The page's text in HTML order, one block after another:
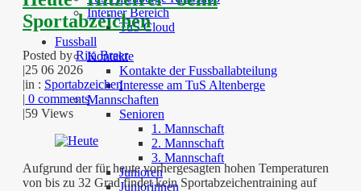
Interner Bereich
TuS Cloud
Fussball
Kontakte
Kontakte der Fussballabteilung
Interesse am TuS Altenberge
Mannschaften
Senioren
1. Mannschaft
2. Mannschaft
3. Mannschaft
Junioren
Juniorinnen
Sportabzeichen
Posted byRita Breer
|25 06 2026
|in : Sportabzeichen
| 0 comments
|59 Views
Aufgrund der für heute vorhergesagten hohen Temperaturen
von bis zu 32 Grad findet kein Sportabzeichentraining auf